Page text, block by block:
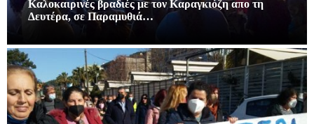
Καλοκαιρινές βραδιές με τον Καραγκιόζη απο τη
Δευτέρα, σε Παραμυθιά…